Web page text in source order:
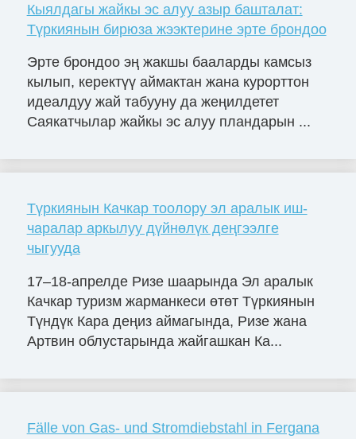
Кыялдагы жайкы эс алуу азыр башталат:
Түркиянын бирюза жээктерине эрте брондоо
Эрте брондоо эң жакшы бааларды камсыз
кылып, керектүү аймактан жана курорттон
идеалдуу жай табууну да жеңилдетет
Саякатчылар жайкы эс алуу пландарын ...
Түркиянын Качкар тоолору эл аралык иш-
чаралар аркылуу дүйнөлүк деңгээлге
чыгууда
17–18-апрелде Ризе шаарында Эл аралык
Качкар туризм жарманкеси өтөт Түркиянын
Түндүк Кара деңиз аймагында, Ризе жана
Артвин облустарында жайгашкан Ка...
Fälle von Gas- und Stromdiebstahl in Fergana